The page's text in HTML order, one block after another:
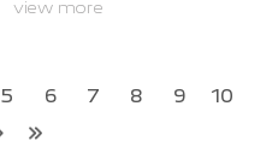
view more
5 6 7 8 9 10